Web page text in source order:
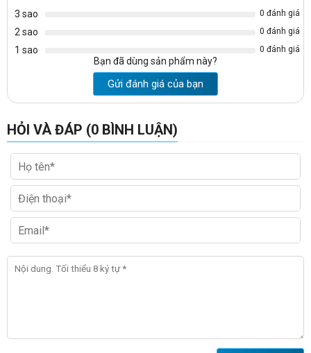
Ngoài ra bạn còn có thể tham khảo thêm 1 số mẫu tủ kệ đựng
sách và tài liệu ở đường link dưới đây:
https://noithatvanphonggiare.com/tu-ke-dung-dung-sach-va-
3 sao 0 đánh giá
2 sao 0 đánh giá
1 sao 0 đánh giá
Bạn đã dùng sản phẩm này?
Gửi đánh giá của bạn
HỎI VÀ ĐÁP (0 BÌNH LUẬN)